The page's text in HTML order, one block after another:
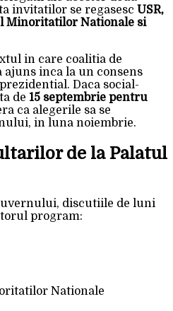
invitatilor se regasesc USR,
Minoritatilor Nationale si
in care coalitia de
ajuns inca la un consens
Daca social-
de 15 septembrie pentru
ca alegerile sa se
in luna noiembrie.
de la Palatul
discutiile de luni
program:
Nationale